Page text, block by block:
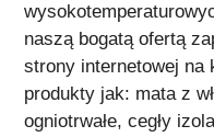
naszą bogatą ofertą
strony internetowej na
produkty jak: mata z
ogniotrwałe, cegły